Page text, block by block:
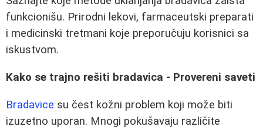
funkcionišu. Prirodni lekovi, farmaceutski preparati
i medicinski tretmani koje preporučuju korisnici sa
iskustvom.
Kako se trajno rešiti bradavica - Provereni saveti
Bradavice su čest kožni problem koji može biti
izuzetno uporan. Mnogi pokušavaju različite